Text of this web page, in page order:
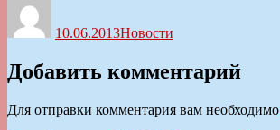
10.06.2013Новости
Добавить комментарий
Для отправки комментария вам необходимо